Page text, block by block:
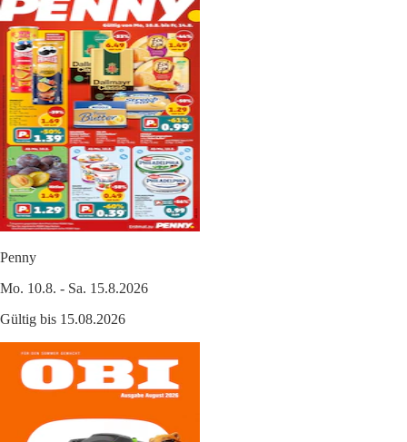
Penny
Mo. 10.8. - Sa. 15.8.2026
Gültig bis 15.08.2026